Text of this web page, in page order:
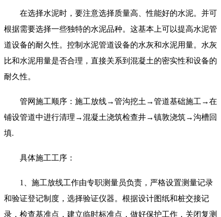
在选择水泥时，要注意选择质量高、性能好的水泥。并可
根据需要选择一些独特的水泥品种。这基本上可以提高水泥管
道设备的耐久性。控制水泥管道设备的水灰和水泥用量。水灰
比和水泥用量是否合理，直接关系到混凝土的密实性和设备的
耐久性。
管网施工顺序：施工放线→管沟挖土→管道基础施工→在
铺设管道中进行清理→混凝土浇筑检查井→镇敦浇筑→沟槽回
填.
具体施工工序：
1、施工放线工作由专职测量员负责，严格设置测量记录
和验证登记制度，选择验证仪器。根据设计图纸和桩交接记
录，检查基准点，建立临时标准点，做好保护工作，关闭复测